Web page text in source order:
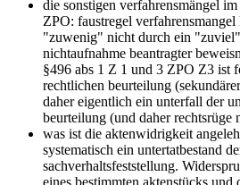
die sonstigen verfahrensmängel im
ZPO: faustregel
"zuwenig" nicht durch ein
nichtaufnahme beantragter
§496 abs 1 Z 1 und 3 ZPO Z3 ist
rechtlichen beurteilung
daher eigentlich ein unterfall der
beurteilung (und daher rechtsrüge
was ist die aktenwidrigkeit
systematisch ein untertatbestand
sachverhaltsfeststellung.
eines bestimmten aktenstücks und